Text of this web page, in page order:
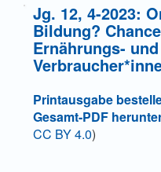
Jg. 12, 4-2023:
Bildung?
Ernährungs- und
Printausgabe
Gesamt-PDF
CC BY 4.0)